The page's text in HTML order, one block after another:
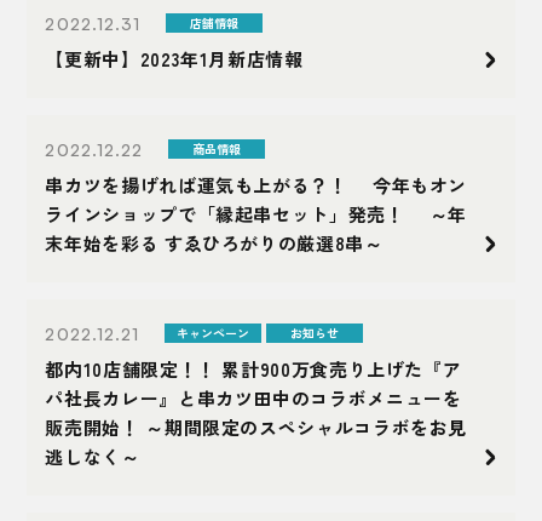
2022.12.31 店舗情報
【更新中】2023年1月新店情報
2022.12.22 商品情報
串カツを揚げれば運気も上がる？！ 今年もオン
ラインショップで「縁起串セット」発売！ ～年
末年始を彩る すゑひろがりの厳選8串～
2022.12.21 キャンペーン お知らせ
都内10店舗限定！！ 累計900万食売り上げた『ア
パ社長カレー』と串カツ田中のコラボメニューを
販売開始！ ～期間限定のスペシャルコラボをお見
逃しなく～